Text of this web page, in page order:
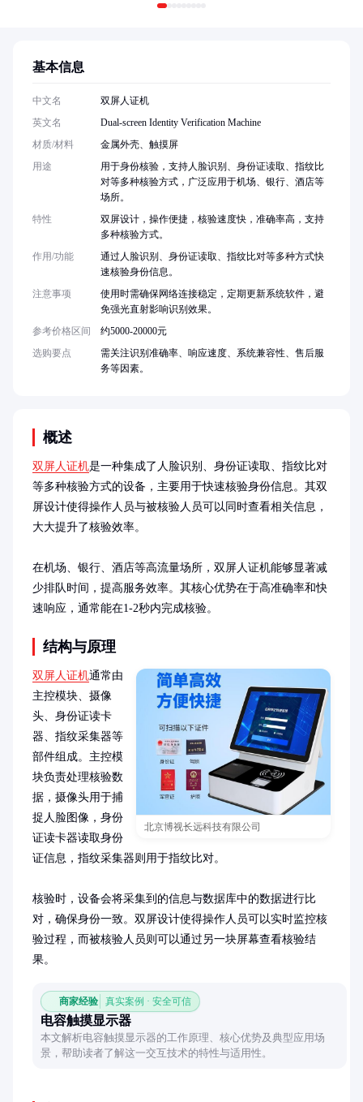
概述
双屏人证机是一种集成了人脸识别、身份证读取、指纹比对
等多种核验方式的设备，主要用于快速核验身份信息。其双
屏设计使得操作人员与被核验人员可以同时查看相关信息，
大大提升了核验效率。
在机场、银行、酒店等高流量场所，双屏人证机能够显著减
少排队时间，提高服务效率。其核心优势在于高准确率和快
速响应，通常能在1-2秒内完成核验。
结构与原理
北京博视长远科技有限公司
双屏人证机通常由
主控模块、摄像
头、身份证读卡
器、指纹采集器等
部件组成。主控模
块负责处理核验数
据，摄像头用于捕
捉人脸图像，身份
证读卡器读取身份
证信息，指纹采集器则用于指纹比对。
核验时，设备会将采集到的信息与数据库中的数据进行比
对，确保身份一致。双屏设计使得操作人员可以实时监控核
验过程，而被核验人员则可以通过另一块屏幕查看核验结
果。
商家经验 真实案例 · 安全可信
电容触摸显示器
本文解析电容触摸显示器的工作原理、核心优势及典型应用场
景，帮助读者了解这一交互技术的特性与适用性。
基本信息
中文名
双屏人证机
英文名
Dual-screen Identity Verification Machine
材质/材料
金属外壳、触摸屏
用途
用于身份核验，支持人脸识别、身份证读取、指纹比
对等多种核验方式，广泛应用于机场、银行、酒店等
场所。
特性
双屏设计，操作便捷，核验速度快，准确率高，支持
多种核验方式。
作用/功能
通过人脸识别、身份证读取、指纹比对等多种方式快
速核验身份信息。
注意事项
使用时需确保网络连接稳定，定期更新系统软件，避
免强光直射影响识别效果。
参考价格区间
约5000-20000元
选购要点
需关注识别准确率、响应速度、系统兼容性、售后服
务等因素。